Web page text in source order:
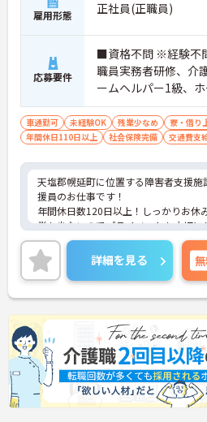
雇用形態 正社員(正職員)
応募要件
■資格不問 ※経験不
職員実務者研修、介
ームヘルパー1級、
れかあれな尚可 ■普
（ＡＴ限定可）
車通勤可 未経験OK 残業少なめ 寮・借り
年間休日110日以上
社会保険完備 交通費支
天塩郡幌延町に位置する障害者支援施
援員のお仕事です！
年間休日数120日以上！しっかりお休
業も少ないのでプライベートも大切に
ます！
ご興味ある方には、面接のポイントな
細をお話致しますのでお気軽にご相談
詳細を見る